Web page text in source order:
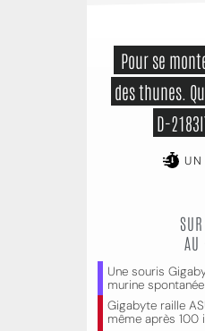
des thunes.
D-
AU
Une souris
murine spontanée
Gigabyte raille
même après 100